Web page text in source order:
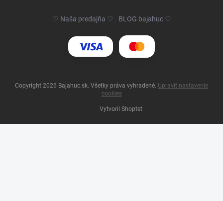
♡ Naša predajňa ♡ BLOG bajahuc ♡
Vytvoril Shoptet
Copyright 2026 Bajahuc.sk. Všetky práva vyhradené. Upraviť nastavenie
cookies